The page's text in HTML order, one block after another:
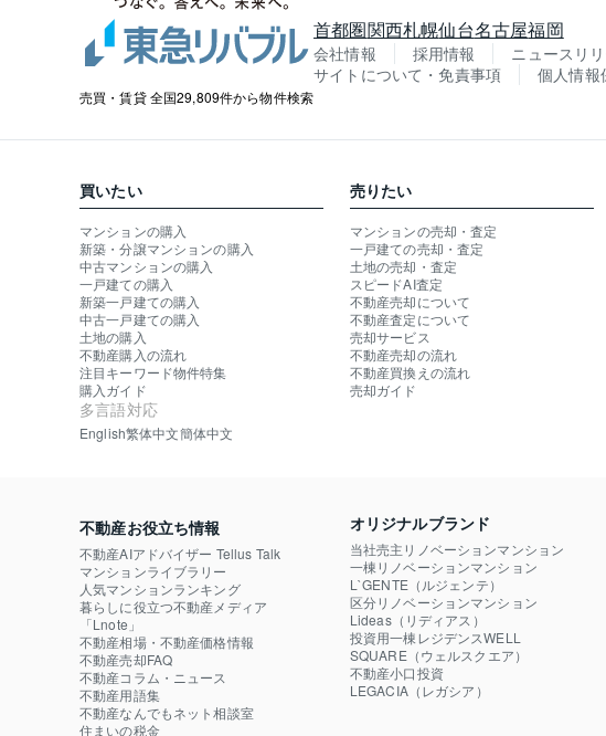
売買・賃貸 全国29,809件から物件検索
首都圏関西札幌仙台名古屋福岡
会社情報 採用情報 ニュースリ
サイトについて・免責事項
個人情報
買いたい
マンションの購入
新築・分譲マンションの購入
中古マンションの購入
一戸建ての購入
新築一戸建ての購入
中古一戸建ての購入
土地の購入
不動産購入の流れ
注目キーワード物件特集
購入ガイド
多言語対応
English繁体中文簡体中文
売りたい
マンションの売却・査定
一戸建ての売却・査定
土地の売却・査定
スピードAI査定
不動産売却について
不動産査定について
売却サービス
不動産売却の流れ
不動産買換えの流れ
売却ガイド
不動産お役立ち情報
不動産AIアドバイザー Tellus Talk
マンションライブラリー
人気マンションランキング
暮らしに役立つ不動産メディア
「Lnote」
不動産相場・不動産価格情報
不動産売却FAQ
不動産コラム・ニュース
不動産用語集
不動産なんでもネット相談室
住まいの税金
オリジナルブランド
当社売主リノベーションマンション
一棟リノベーションマンション
L`GENTE（ルジェンテ）
区分リノベーションマンション
Lideas（リディアス）
投資用一棟レジデンスWELL
SQUARE（ウェルスクエア）
不動産小口投資
LEGACIA（レガシア）